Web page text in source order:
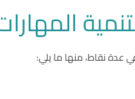
عدة نقاط، منها ما يلي: